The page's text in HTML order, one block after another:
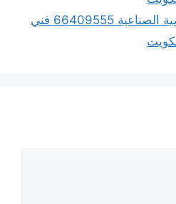
كهربائي منازل العارضية الصناعية 66409555 فني